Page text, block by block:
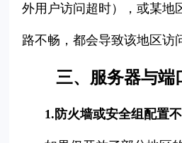
外用户访问超时），或某地
路不畅，都会导致该地区访
三、服务器与端
1.防火墙或安全组配置